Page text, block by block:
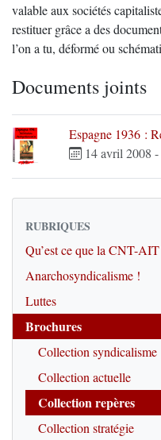
valable aux sociétés
restituer grâce a des
l’on a tu, déformé ou
Documents joints
Espagne 1936 :
14 avril 2008 -
RUBRIQUES
Qu’est ce que la CNT-
Anarchosyndicalisme !
Luttes
Brochures
Collection syndicalisme
Collection actuelle
Collection repères
Collection stratégie